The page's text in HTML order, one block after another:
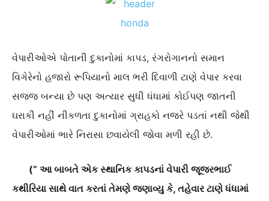
વેપારીઓએ પોતાની દુકાનોમાં કાપડ, રંગરોગાનનો સમાન
વિગેરેનો હજારો રૂપિયાનો માલ ભરી દિવાળી ટાણે વેપાર કરવા
સજ્જ બન્યા છે પણ અત્યાર સુધી ધંધામાં કોઈપણ જાતની
ઘરાકી નહીં નીકળતા દુકાનોમાં ગ્રાહકો નજરે પડતાં નથી જેથી
વેપારીઓમાં ભારે નિરાસા છવાયેલી જોવા મળી રહી છે.
(” આ બાબતે એક સ્થાનિક કાપડનાં વેપારી જૂજરભાઈ
કથીરિયા સાથે વાત કરતાં તેમણે જણાવ્યુ કે, તહેવાર ટાણે ધંધામાં